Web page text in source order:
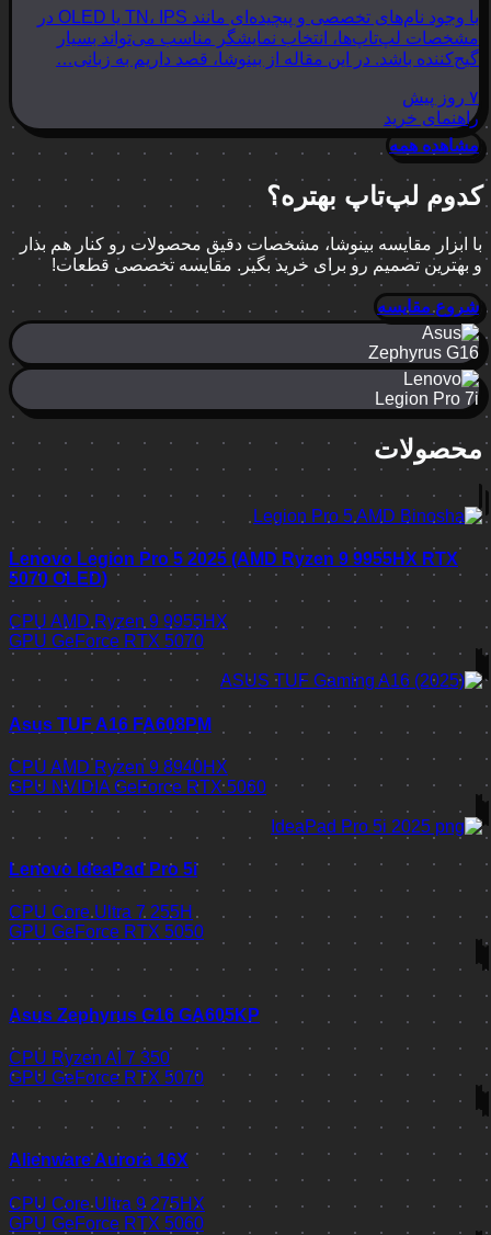
با وجود نام‌های تخصصی و پیچیده‌ای مانند TN، IPS یا OLED در
مشخصات لپ‌تاپ‌ها، انتخاب نمایشگر مناسب می‌تواند بسیار
گیج‌کننده باشد. در این مقاله از بینوشا، قصد داریم به زبانی…
۷ روز پیش
راهنمای خرید
مشاهده همه
کدوم لپ‌تاپ بهتره؟
با ابزار مقایسه بینوشا، مشخصات دقیق محصولات رو کنار هم بذار
و بهترین تصمیم رو برای خرید بگیر. مقایسه تخصصی قطعات!
شروع مقایسه
Zephyrus G16
Legion Pro 7i
محصولات
Lenovo Legion Pro 5 2025 (AMD Ryzen 9 9955HX RTX
5070 OLED)
CPU AMD Ryzen 9 9955HX
GPU GeForce RTX 5070
Asus TUF A16 FA608PM
CPU AMD Ryzen 9 8940HX
GPU NVIDIA GeForce RTX 5060
Lenovo IdeaPad Pro 5i
CPU Core Ultra 7 255H
GPU GeForce RTX 5050
Asus Zephyrus G16 GA605KP
CPU Ryzen AI 7 350
GPU GeForce RTX 5070
Alienware Aurora 16X
CPU Core Ultra 9 275HX
GPU GeForce RTX 5060